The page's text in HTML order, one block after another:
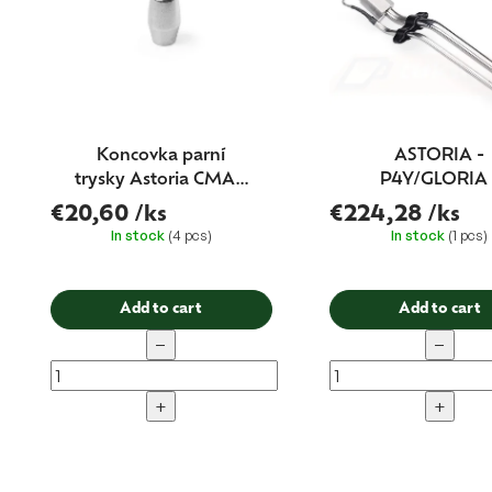
Koncovka parní
trysky Astoria CMA -
Core200
€20,60 /ks
In stock (4 pcs)
Add to cart
−
+
ASTORIA -
P4Y/GLORIA
Autosteamer
€224,28 /ks
In stock (1 pcs)
Add to cart
−
+